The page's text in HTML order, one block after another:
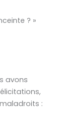
? »
avons
: